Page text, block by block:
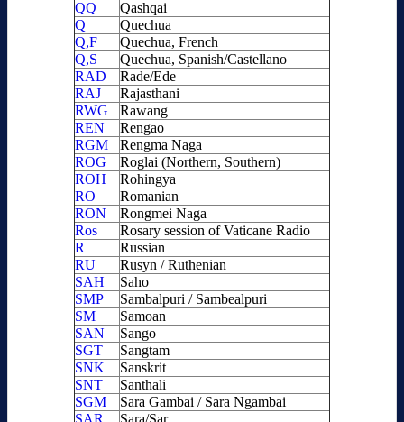
QQ
Qashqai
Q
Quechua
Q,F
Quechua, French
Q,S
Quechua, Spanish/Castellano
RAD
Rade/Ede
RAJ
Rajasthani
RWG
Rawang
REN
Rengao
RGM
Rengma Naga
ROG
Roglai (Northern, Southern)
ROH
Rohingya
RO
Romanian
RON
Rongmei Naga
Ros
Rosary session of Vaticane Radio
R
Russian
RU
Rusyn / Ruthenian
SAH
Saho
SMP
Sambalpuri / Sambealpuri
SM
Samoan
SAN
Sango
SGT
Sangtam
SNK
Sanskrit
SNT
Santhali
SGM
Sara Gambai / Sara Ngambai